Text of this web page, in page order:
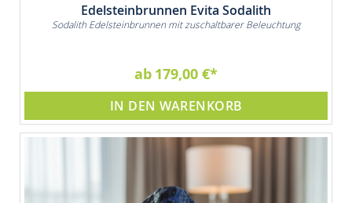
Edelsteinbrunnen Evita Sodalith
Sodalith Edelsteinbrunnen mit zuschaltbarer Beleuchtung
ab 179,00 €
IN DEN WARENKORB